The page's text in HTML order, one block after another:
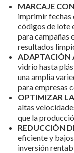
MARCAJE
imprimir fechas
códigos de lote
para campañas
resultados
ADAPTACIÓN
vidrio hasta
una amplia
para empresas
OPTIMIZAR
altas
que la
REDUCCIÓN
eficiente y
inversión